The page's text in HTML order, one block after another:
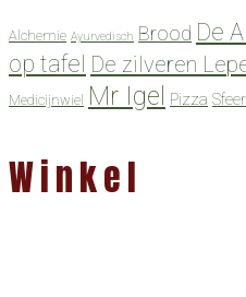
Alchemie Ayurvedisch Brood De
op tafel De zilveren
Medicijnwiel Mr Igel Pizza
Winkel